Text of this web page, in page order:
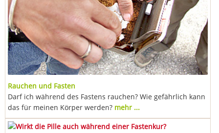
Rauchen und Fasten
Darf ich während des Fastens rauchen? Wie gefährlich kann
das für meinen Körper werden? mehr ...